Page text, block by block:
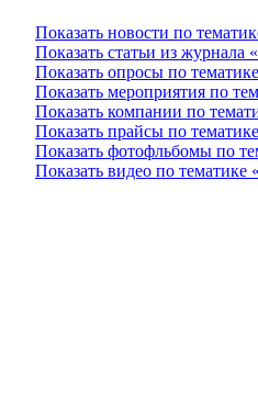
Показать новости по
Показать статьи из
Показать опросы по
Показать мероприятия по
Показать компании по
Показать прайсы по
Показать фотофльбомы по
Показать видео по